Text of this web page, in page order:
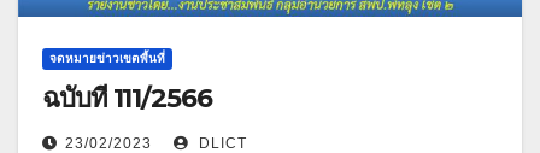
จดหมายข่าวเขตพื้นที่
ฉบับที่ 111/2566
23/02/2023 DLICT